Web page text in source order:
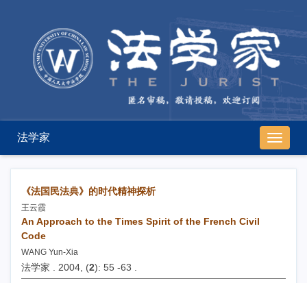
导
航
切
法学家
《法国民法典》的时代精神探析
王云霞
An Approach to the Times Spirit of the French Civil
Code
WANG Yun-Xia
法学家 . 2004, (2): 55 -63 .